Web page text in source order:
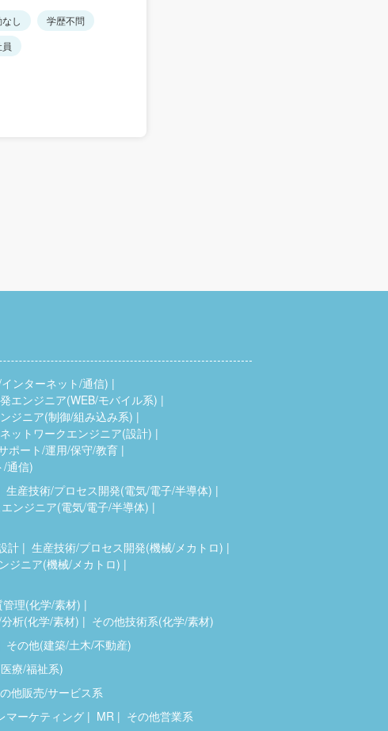
し
学歴不問
ンターネット/通信)
エンジニア(WEB/モバイル系)
ジニア(制御/組み込み系)
ネットワークエンジニア(設計)
ポート/運用/保守/教育
/通信)
生産技術/プロセス開発(電気/電子/半導体)
ンジニア(電気/電子/半導体)
計
生産技術/プロセス開発(機械/メカトロ)
ジニア(機械/メカトロ)
理(化学/素材)
析(化学/素材)
その他技術系(化学/素材)
その他(建築/土木/不動産)
療/福祉系)
他販売/サービス系
マーケティング MR
その他営業系